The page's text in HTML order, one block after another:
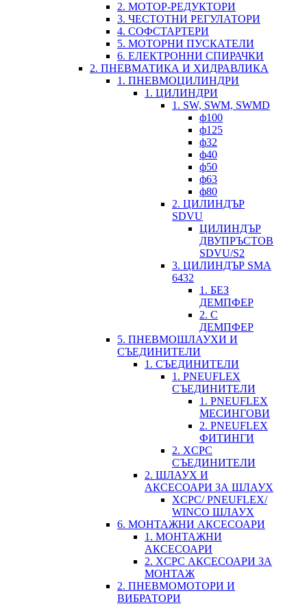
2. МОТОР-РЕДУКТОРИ
3. ЧЕСТОТНИ РЕГУЛАТОРИ
4. СОФСТАРТЕРИ
5. МОТОРНИ ПУСКАТЕЛИ
6. ЕЛЕКТРОННИ СПИРАЧКИ
2. ПНЕВМАТИКА И ХИДРАВЛИКА
1. ПНЕВМОЦИЛИНДРИ
1. ЦИЛИНДРИ
1. SW, SWM, SWMD
ф100
ф125
ф32
ф40
ф50
ф63
ф80
2. ЦИЛИНДЪР
SDVU
ЦИЛИНДЪР
ДВУПРЪСТОВ
SDVU/S2
3. ЦИЛИНДЪР SMA
6432
1. БЕЗ
ДЕМПФЕР
2. С
ДЕМПФЕР
5. ПНЕВМОШЛАУХИ И
СЪЕДИНИТЕЛИ
1. СЪЕДИНИТЕЛИ
1. PNEUFLEX
СЪЕДИНИТЕЛИ
1. PNEUFLEX
МЕСИНГОВИ
2. PNEUFLEX
ФИТИНГИ
2. XCPC
СЪЕДИНИТЕЛИ
2. ШЛАУХ И
АКСЕСОАРИ ЗА ШЛАУХ
XCPC/ PNEUFLEX/
WINCO ШЛАУХ
6. МОНТАЖНИ АКСЕСОАРИ
1. МОНТАЖНИ
АКСЕСОАРИ
2. XCPC АКСЕСОАРИ ЗА
МОНТАЖ
2. ПНЕВМОМОТОРИ И
ВИБРАТОРИ